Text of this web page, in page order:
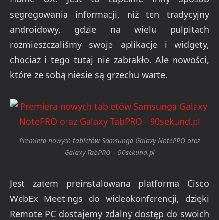
segregowania informacji, niż ten tradycyjny
androidowy, gdzie na wielu pulpitach
rozmieszczaliśmy swoje aplikacje i widgety,
chociaż i tego tutaj nie zabrakło. Ale nowości,
które ze sobą niesie są grzechu warte.
Premiera nowych tabletów Samsunga Galaxy NotePRO oraz
Galaxy TabPRO – 90sekund.pl
Jest zatem preinstalowana platforma
Cisco
WebEx Meetings do wideokonferencji, dzięki
Remote PC dostajemy zdalny dostęp do swoich